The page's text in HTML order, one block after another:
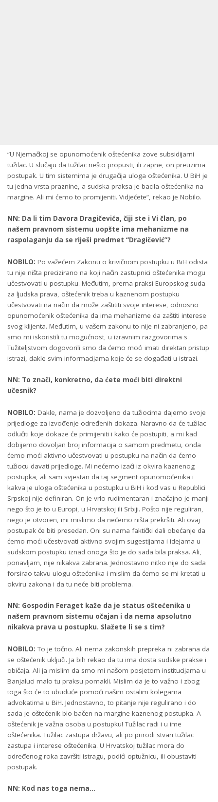
“U Njemačkoj se opunomoćenik oštećenika zove subsidijarni
tužilac. U slučaju da tužilac nešto propusti, ili zapne, on preuzima
postupak. U tim sistemima je drugačija uloga oštećenika. U BiH je
tu jedna vrsta praznine, a sudska praksa je bacila oštećenika na
margine. Ali mi ćemo to promijeniti. Vidjećete”, rekao je Nobilo.
NN: Da li tim Davora Dragičevića, čiji ste i Vi član, po
našem pravnom sistemu uopšte ima mehanizme na
raspolaganju da se riješi predmet “Dragičević”?
NOBILO: Po važećem Zakonu o krivičnom postupku u BiH odista
tu nije ništa precizirano na koji način zastupnici oštećenika mogu
učestvovati u postupku. Međutim, prema praksi Europskog suda
za ljudska prava, oštećenik treba u kaznenom postupku
učestvovati na način da može zaštititi svoje interese, odnosno
opunomoćenik oštećenika da ima mehanizme da zaštiti interese
svog klijenta. Međutim, u vašem zakonu to nije ni zabranjeno, pa
smo mi iskoristili tu mogućnost, u izravnim razgovorima s
Tužiteljstvom dogovorili smo da ćemo moći imati direktan pristup
istrazi, dakle svim informacijama koje će se događati u istrazi.
NN: To znači, konkretno, da ćete moći biti direktni
učesnik?
NOBILO: Dakle, nama je dozvoljeno da tužiocima dajemo svoje
prijedloge za izvođenje određenih dokaza. Naravno da će tužilac
odlučiti koje dokaze će primijeniti i kako će postupiti, a mi kad
dobijemo dovoljan broj informacija o samom predmetu, onda
ćemo moći aktivno učestvovati u postupku na način da ćemo
tužiocu davati prijedloge. Mi nećemo izaći iz okvira kaznenog
postupka, ali sam svjestan da taj segment opunomoćenika i
kakva je uloga oštećenika u postupku u BiH i kod vas u Republici
Srpskoj nije definiran. On je vrlo rudimentaran i značajno je manji
nego što je to u Europi, u Hrvatskoj ili Srbiji. Pošto nije reguliran,
nego je otvoren, mi mislimo da nećemo ništa prekršiti. Ali ovaj
postupak će biti presedan. Oni su nama faktički dali obećanje da
ćemo moći učestvovati aktivno svojim sugestijama i idejama u
sudskom postupku iznad onoga što je do sada bila praksa. Ali,
ponavljam, nije nikakva zabrana. Jednostavno nitko nije do sada
forsirao takvu ulogu oštećenika i mislim da ćemo se mi kretati u
okviru zakona i da tu neće biti problema.
NN: Gospodin Feraget kaže da je status oštećenika u
našem pravnom sistemu očajan i da nema apsolutno
nikakva prava u postupku. Slažete li se s tim?
NOBILO: To je točno. Ali nema zakonskih prepreka ni zabrana da
se oštećenik uključi. Ja bih rekao da tu ima dosta sudske prakse i
običaja. Ali ja mislim da smo mi našom posjetom institucijama u
Banjaluci malo tu praksu pomakli. Mislim da je to važno i zbog
toga što će to ubuduće pomoći našim ostalim kolegama
advokatima u BiH. Jednostavno, to pitanje nije regulirano i do
sada je oštećenik bio bačen na margine kaznenog postupka. A
oštećenik je važna osoba u postupku! Tužilac radi i u ime
oštećenika. Tužilac zastupa državu, ali po prirodi stvari tužilac
zastupa i interese oštećenika. U Hrvatskoj tužilac mora do
određenog roka završiti istragu, podići optužnicu, ili obustaviti
postupak.
NN: Kod nas toga nema…